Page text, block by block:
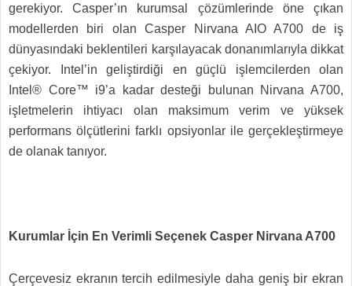
gerekiyor. Casper’ın kurumsal çözümlerinde öne çıkan
modellerden biri olan Casper Nirvana AIO A700 de iş
dünyasındaki beklentileri karşılayacak donanımlarıyla dikkat
çekiyor. Intel’in geliştirdiği en güçlü işlemcilerden olan
Intel® Core™ i9’a kadar desteği bulunan Nirvana A700,
işletmelerin ihtiyacı olan maksimum verim ve yüksek
performans ölçütlerini farklı opsiyonlar ile gerçekleştirmeye
de olanak tanıyor.
Kurumlar İçin En Verimli Seçenek Casper Nirvana A700
Çerçevesiz ekranın tercih edilmesiyle daha geniş bir ekran